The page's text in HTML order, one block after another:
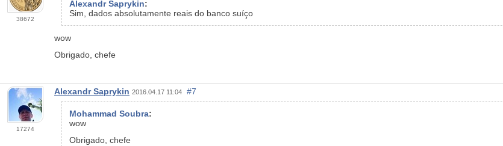
38672
Alexandr Saprykin:
Sim, dados absolutamente reais do banco suíço
wow
Obrigado, chefe
17274
Alexandr Saprykin 2016.04.17 11:04 #7
Mohammad Soubra:
wow
Obrigado, chefe